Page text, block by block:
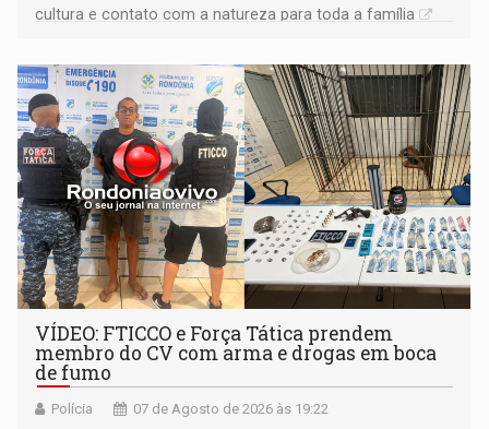
cultura e contato com a natureza para toda a família
VÍDEO: FTICCO e Força Tática prendem
membro do CV com arma e drogas em boca
de fumo
Polícia 07 de Agosto de 2026 às 19:22